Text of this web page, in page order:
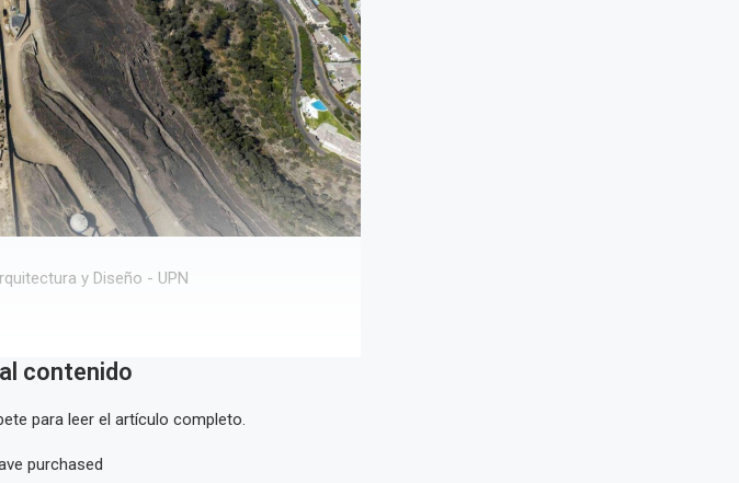
y Diseño - UPN
contenido
para leer el artículo completo.
purchased